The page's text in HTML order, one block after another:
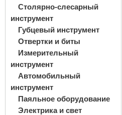
Столярно-слесарный
инструмент
Губцевый инструмент
Отвертки и биты
Измерительный
инструмент
Автомобильный
инструмент
Паяльное оборудование
Электрика и свет